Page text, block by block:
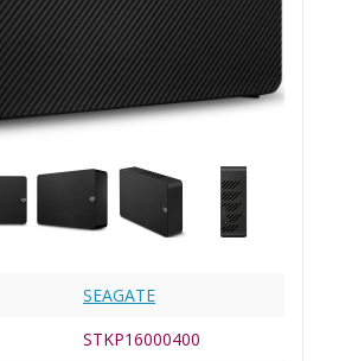
SEAGATE
STKP16000400